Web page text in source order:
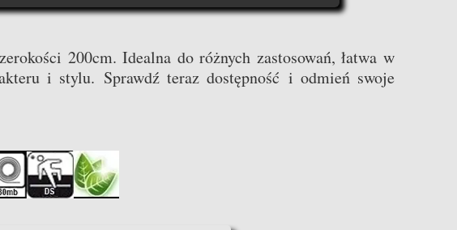
200cm. Idealna do różnych zastosowań, łatwa w
i stylu. Sprawdź teraz dostępność i odmień swoje